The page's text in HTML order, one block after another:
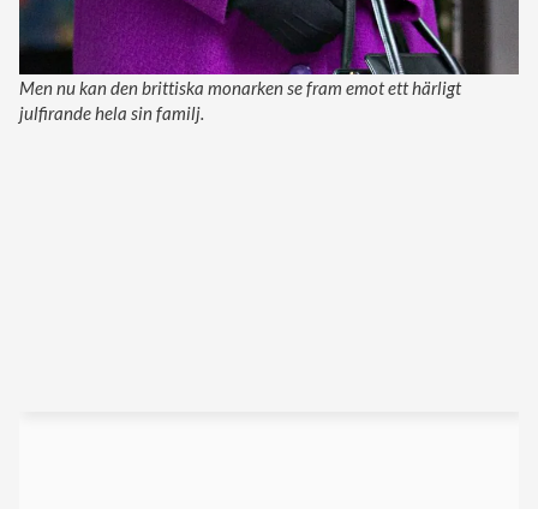
Men nu kan den brittiska monarken se fram emot ett härligt
julfirande hela sin familj.